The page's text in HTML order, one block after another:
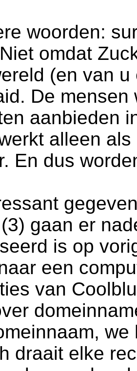
woorden:
omdat
(en van
De
aanbieden
alleen
En dus
gaan er
is op
een
van
draait elke